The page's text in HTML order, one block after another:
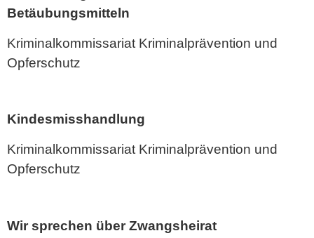
Betäubungsmitteln
Kriminalkommissariat Kriminalprävention und
Opferschutz
Kindesmisshandlung
Kriminalkommissariat Kriminalprävention und
Opferschutz
Wir sprechen über Zwangsheirat